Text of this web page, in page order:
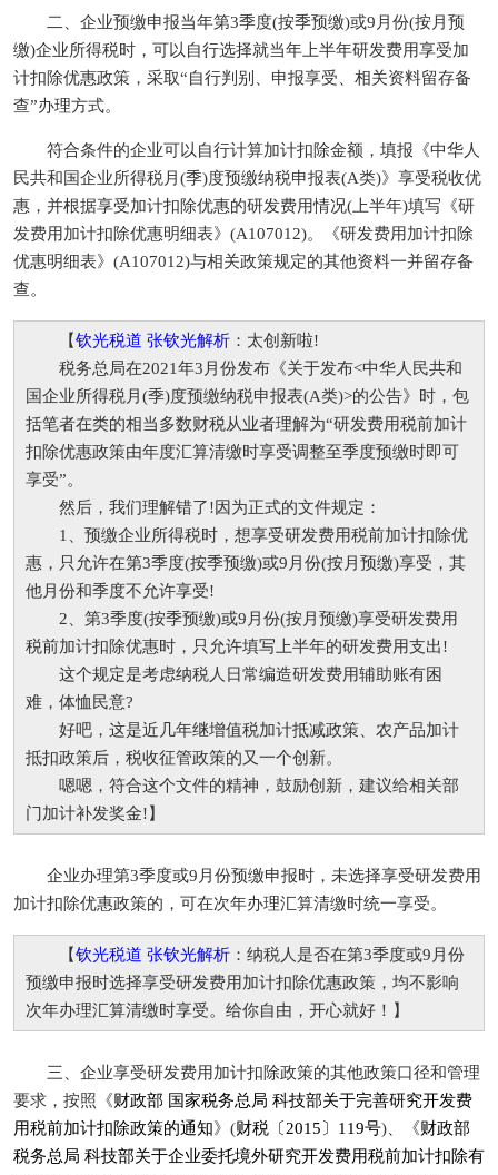
二、企业预缴申报当年第3季度(按季预缴)或9月份(按月预
缴)企业所得税时，可以自行选择就当年上半年研发费用享受加
计扣除优惠政策，采取“自行判别、申报享受、相关资料留存备
查”办理方式。
符合条件的企业可以自行计算加计扣除金额，填报《中华人
民共和国企业所得税月(季)度预缴纳税申报表(A类)》享受税收优
惠，并根据享受加计扣除优惠的研发费用情况(上半年)填写《研
发费用加计扣除优惠明细表》(A107012)。《研发费用加计扣除
优惠明细表》(A107012)与相关政策规定的其他资料一并留存备
查。
【钦光税道 张钦光解析：太创新啦!
税务总局在2021年3月份发布《关于发布<中华人民共和
国企业所得税月(季)度预缴纳税申报表(A类)>的公告》时，包
括笔者在类的相当多数财税从业者理解为“研发费用税前加计
扣除优惠政策由年度汇算清缴时享受调整至季度预缴时即可
享受”。
然后，我们理解错了!因为正式的文件规定：
1、预缴企业所得税时，想享受研发费用税前加计扣除优
惠，只允许在第3季度(按季预缴)或9月份(按月预缴)享受，其
他月份和季度不允许享受!
2、第3季度(按季预缴)或9月份(按月预缴)享受研发费用
税前加计扣除优惠时，只允许填写上半年的研发费用支出!
这个规定是考虑纳税人日常编造研发费用辅助账有困
难，体恤民意?
好吧，这是近几年继增值税加计抵减政策、农产品加计
抵扣政策后，税收征管政策的又一个创新。
嗯嗯，符合这个文件的精神，鼓励创新，建议给相关部
门加计补发奖金!】
企业办理第3季度或9月份预缴申报时，未选择享受研发费用
加计扣除优惠政策的，可在次年办理汇算清缴时统一享受。
【钦光税道 张钦光解析：纳税人是否在第3季度或9月份
预缴申报时选择享受研发费用加计扣除优惠政策，均不影响
次年办理汇算清缴时享受。给你自由，开心就好！】
三、企业享受研发费用加计扣除政策的其他政策口径和管理
要求，按照《财政部 国家税务总局 科技部关于完善研究开发费
用税前加计扣除政策的通知》(财税〔2015〕119号)、《财政部
税务总局 科技部关于企业委托境外研究开发费用税前加计扣除有